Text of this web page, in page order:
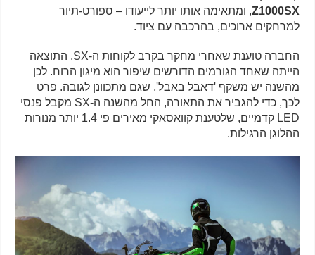
Z1000SX, ומתאימה אותו יותר לייעודו – ספורט-תיור
למרחקים ארוכים, בהרכבה עם ציוד.
החברה טוענת שאחרי מחקר בקרב לקוחות ה-SX, התוצאה
הייתה שאחד הגורמים הדורשים שיפור הוא מיגון הרוח. לכן
מהשנה יש משקף 'דאבל באבל', שגם מתכוונן לגובה. פרט
לכך, כדי להגביר את התאורה, החל מהשנה ה-SX מקבל פנסי
LED קדמיים, שלטענת קוואסאקי מאירים פי 1.4 יותר מנורות
ההלוגן הרגילות.